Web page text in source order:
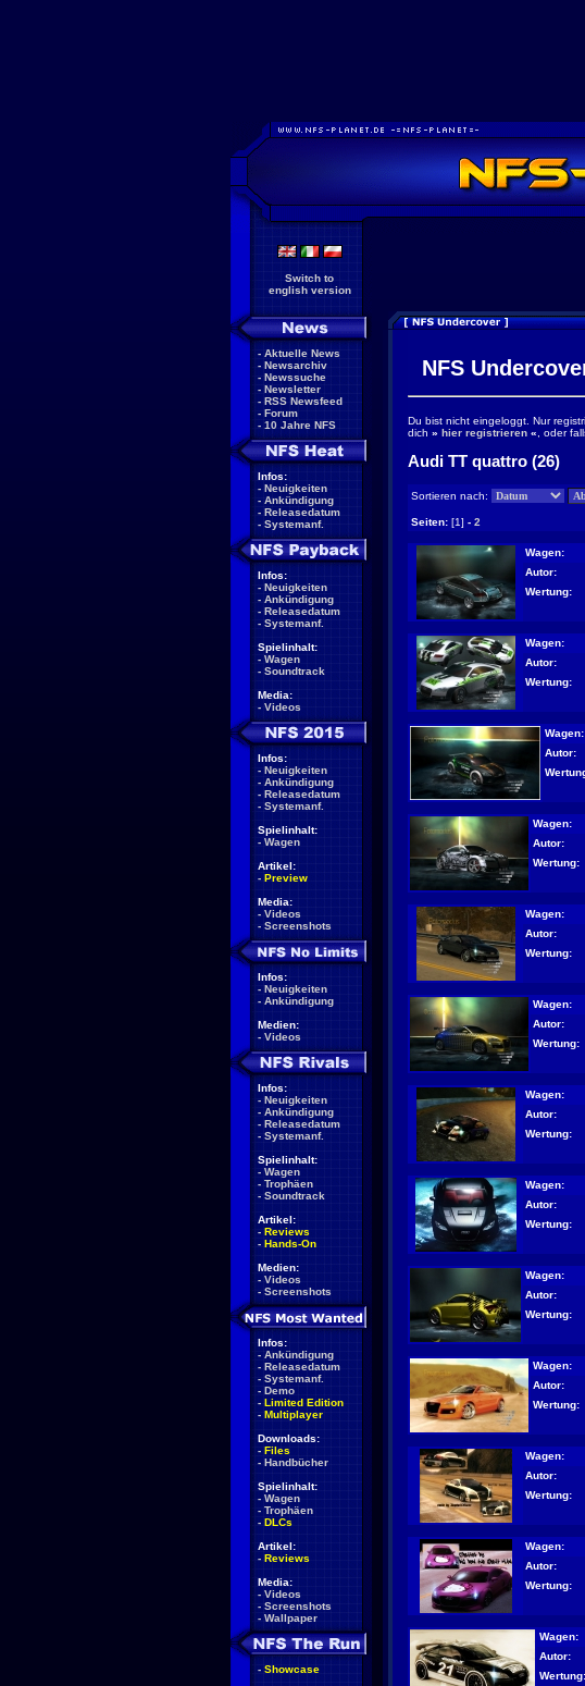
Switch to
english version
- Aktuelle News
- Newsarchiv
- Newssuche
- Newsletter
- RSS Newsfeed
- Forum
- 10 Jahre NFS
Infos:
- Neuigkeiten
- Ankündigung
- Releasedatum
- Systemanf.
Infos:
- Neuigkeiten
- Ankündigung
- Releasedatum
- Systemanf.
Spielinhalt:
- Wagen
- Soundtrack
Media:
- Videos
Infos:
- Neuigkeiten
- Ankündigung
- Releasedatum
- Systemanf.
Spielinhalt:
- Wagen
Artikel:
- Preview
Media:
- Videos
- Screenshots
Infos:
- Neuigkeiten
- Ankündigung
Medien:
- Videos
Infos:
- Neuigkeiten
- Ankündigung
- Releasedatum
- Systemanf.
Spielinhalt:
- Wagen
- Trophäen
- Soundtrack
Artikel:
- Reviews
- Hands-On
Medien:
- Videos
- Screenshots
Infos:
- Ankündigung
- Releasedatum
- Systemanf.
- Demo
- Limited Edition
- Multiplayer
Downloads:
- Files
- Handbücher
Spielinhalt:
- Wagen
- Trophäen
- DLCs
Artikel:
- Reviews
Media:
- Videos
- Screenshots
- Wallpaper
- Showcase
NFS
Du bist nicht eingeloggt. Nur
dich » hier registrieren « , oder
Audi TT quattro (26)
Sortieren nach:
Seiten: [1] - 2
Wagen:
Autor:
Wertung:
Wagen:
Autor:
Wertung:
Wagen:
Autor:
Wagen:
Autor:
Wertung:
Wagen:
Autor:
Wertung:
Wagen:
Autor:
Wertung:
Wagen:
Autor:
Wertung:
Wagen:
Autor:
Wertung:
Wagen:
Autor:
Wertung:
Wagen:
Autor:
Wertung:
Wagen:
Autor:
Wertung:
Wagen:
Autor:
Wertung:
Wagen:
Autor:
Wertung: